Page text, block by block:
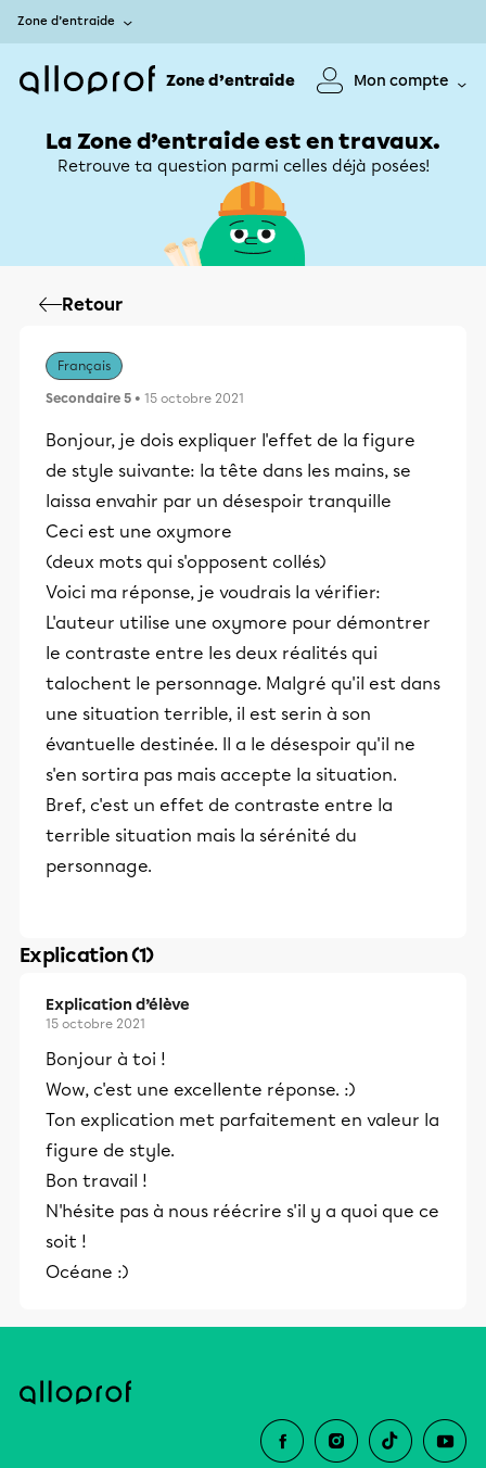
Zone d’entraide
Zone d’entraide Mon compte
La Zone d’entraide est en travaux.
Retrouve ta question parmi celles déjà posées!
Retour
Français
Secondaire 5 • 15 octobre 2021
Bonjour, je dois expliquer l'effet de la figure
de style suivante: la tête dans les mains, se
laissa envahir par un désespoir tranquille
Ceci est une oxymore
(deux mots qui s'opposent collés)
Voici ma réponse, je voudrais la vérifier:
L'auteur utilise une oxymore pour démontrer
le contraste entre les deux réalités qui
talochent le personnage. Malgré qu'il est dans
une situation terrible, il est serin à son
évantuelle destinée. Il a le désespoir qu'il ne
s'en sortira pas mais accepte la situation.
Bref, c'est un effet de contraste entre la
terrible situation mais la sérénité du
personnage.
Explication (1)
Explication d’élève
15 octobre 2021
Bonjour à toi !
Wow, c'est une excellente réponse. :)
Ton explication met parfaitement en valeur la
figure de style.
Bon travail !
N'hésite pas à nous réécrire s'il y a quoi que ce
soit !
Océane :)